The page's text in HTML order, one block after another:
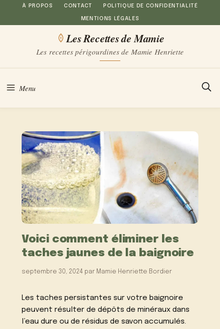
Aller
au
À PROPOS CONTACT POLITIQUE DE CONFIDENTIALITÉ
MENTIONS LÉGALES
Les Recettes de Mamie
Les recettes périgourdines de Mamie Henriette
Menu
Voici comment éliminer les
taches jaunes de la baignoire
septembre 30, 2024 par Mamie Henriette Bordier
Les taches persistantes sur votre baignoire
peuvent résulter de dépôts de minéraux dans
l’eau dure ou de résidus de savon accumulés.